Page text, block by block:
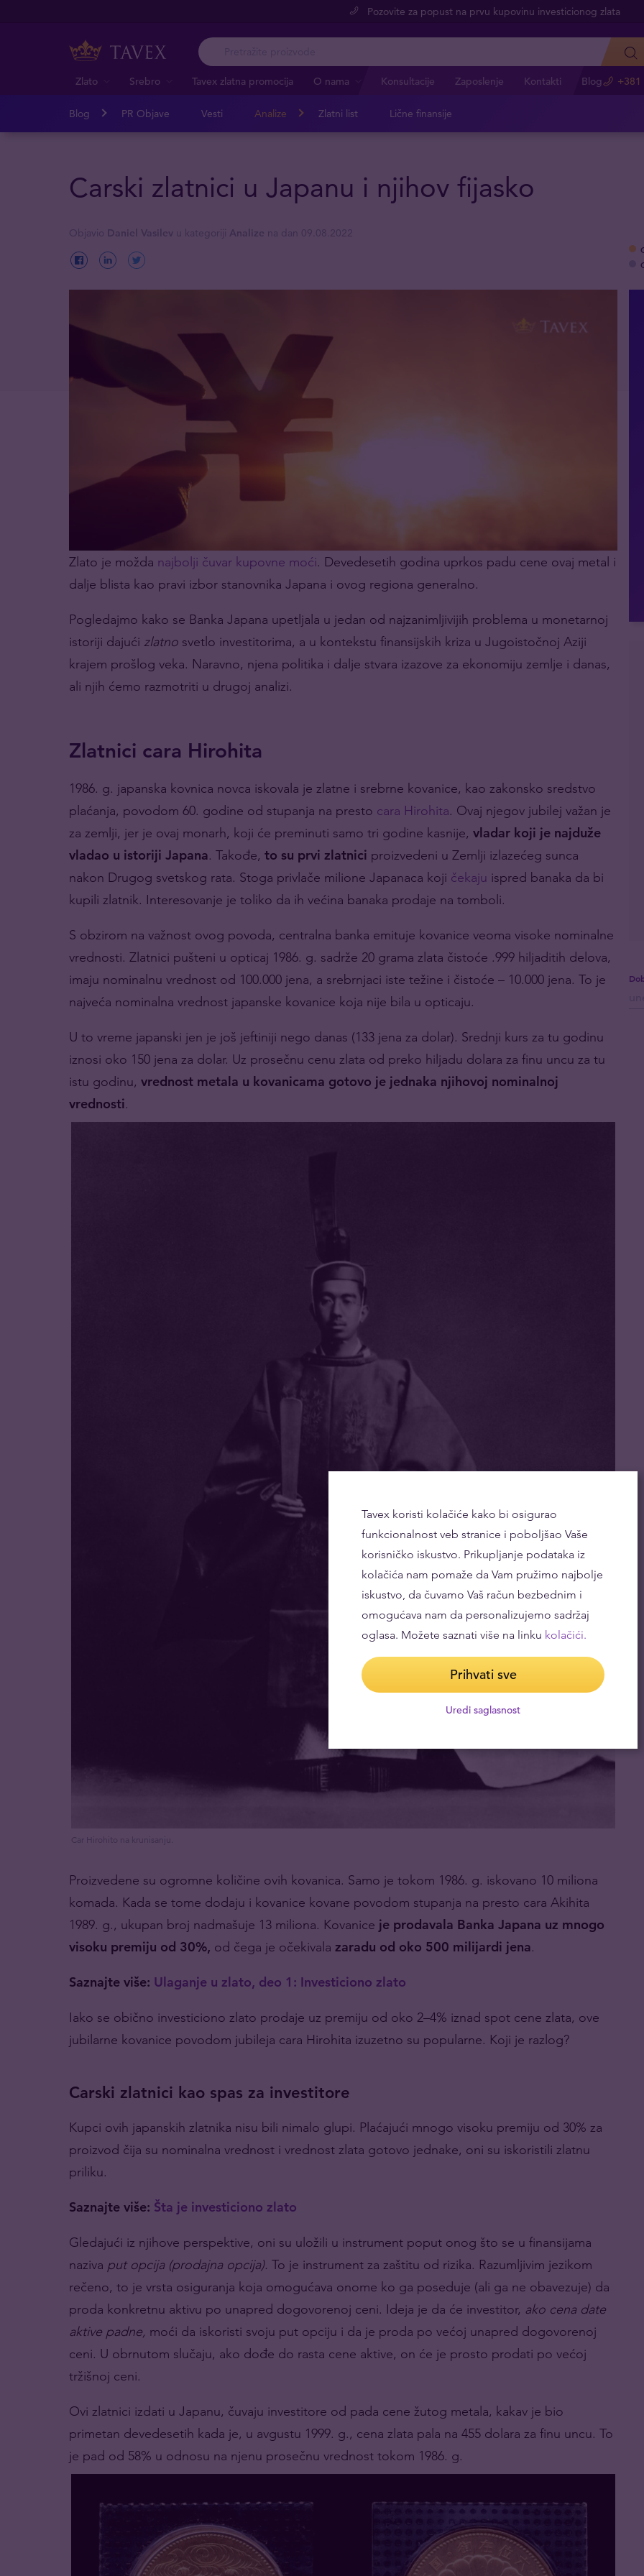
Pozovite za popust na prvu kupovinu investicionog zlata
Zlato Srebro Tavex zlatna promocija O nama Konsultacije Zaposlenje Kontakti Blog +381
Blog PR Objave Vesti Analize Zlatni list Lične finansije
Carski zlatnici u Japanu i njihov fijasko
Zlato je možda najbolji čuvar kupovne moći. Devedesetih godina uprkos padu cene ovaj metal i
dalje blista kao pravi izbor stanovnika Japana i ovog regiona generalno.
Pogledajmo kako se Banka Japana upetljala u jedan od najzanimljivijih problema u monetarnoj
istoriji dajući zlatno svetlo investitorima, a u kontekstu finansijskih kriza u Jugoistočnoj Aziji
krajem prošlog veka. Naravno, njena politika i dalje stvara izazove za ekonomiju zemlje i danas,
ali njih ćemo razmotriti u drugoj analizi.
Zlatnici cara Hirohita
1986. g. japanska kovnica novca iskovala je zlatne i srebrne kovanice, kao zakonsko sredstvo
plaćanja, povodom 60. godine od stupanja na presto cara Hirohita. Ovaj njegov jubilej važan je
za zemlji, jer je ovaj monarh, koji će preminuti samo tri godine kasnije, vladar koji je najduže
vladao u istoriji Japana. Takođe, to su prvi zlatnici proizvedeni u Zemlji izlazećeg sunca
nakon Drugog svetskog rata. Stoga privlače milione Japanaca koji čekaju ispred banaka da bi
kupili zlatnik. Interesovanje je toliko da ih većina banaka prodaje na tomboli.
S obzirom na važnost ovog povoda, centralna banka emituje kovanice veoma visoke nominalne
vrednosti. Zlatnici pušteni u opticaj 1986. g. sadrže 20 grama zlata čistoće .999 hiljaditih delova,
imaju nominalnu vrednost od 100.000 jena, a srebrnjaci iste težine i čistoće – 10.000 jena. To je
najveća nominalna vrednost japanske kovanice koja nije bila u opticaju.
U to vreme japanski jen je još jeftiniji nego danas (133 jena za dolar). Srednji kurs za tu godinu
iznosi oko 150 jena za dolar. Uz prosečnu cenu zlata od preko hiljadu dolara za finu uncu za tu
istu godinu, vrednost metala u kovanicama gotovo je jednaka njihovoj nominalnoj
vrednosti.
Car Hirohito na krunisanju.
Proizvedene su ogromne količine ovih kovanica. Samo je tokom 1986. g. iskovano 10 miliona
komada. Kada se tome dodaju i kovanice kovane povodom stupanja na presto cara Akihita
1989. g., ukupan broj nadmašuje 13 miliona. Kovanice je prodavala Banka Japana uz mnogo
visoku premiju od 30%, od čega je očekivala zaradu od oko 500 milijardi jena.
Saznajte više: Ulaganje u zlato, deo 1: Investiciono zlato
Iako se obično investiciono zlato prodaje uz premiju od oko 2–4% iznad spot cene zlata, ove
jubilarne kovanice povodom jubileja cara Hirohita izuzetno su popularne. Koji je razlog?
Carski zlatnici kao spas za investitore
Kupci ovih japanskih zlatnika nisu bili nimalo glupi. Plaćajući mnogo visoku premiju od 30% za
proizvod čija su nominalna vrednost i vrednost zlata gotovo jednake, oni su iskoristili zlatnu
priliku.
Saznajte više: Šta je investiciono zlato
Gledajući iz njihove perspektive, oni su uložili u instrument poput onog što se u finansijama
naziva put opcija (prodajna opcija). To je instrument za zaštitu od rizika. Razumljivim jezikom
rečeno, to je vrsta osiguranja koja omogućava onome ko ga poseduje (ali ga ne obavezuje) da
proda konkretnu aktivu po unapred dogovorenoj ceni. Ideja je da će investitor, ako cena date
aktive padne, moći da iskoristi svoju put opciju i da je proda po većoj unapred dogovorenoj
ceni. U obrnutom slučaju, ako dođe do rasta cene aktive, on će je prosto prodati po većoj
tržišnoj ceni.
Ovi zlatnici izdati u Japanu, čuvaju investitore od pada cene žutog metala, kakav je bio
primetan devedesetih kada je, u avgustu 1999. g., cena zlata pala na 455 dolara za finu uncu. To
je pad od 58% u odnosu na njenu prosečnu vrednost tokom 1986. g.
Tavex koristi kolačiće kako bi osigurao
funkcionalnost veb stranice i poboljšao Vaše
korisničko iskustvo. Prikupljanje podataka iz
kolačića nam pomaže da Vam pružimo najbolje
iskustvo, da čuvamo Vaš račun bezbednim i
omogućava nam da personalizujemo sadržaj
oglasa. Možete saznati više na linku kolačići.
Prihvati sve
Uredi saglasnost